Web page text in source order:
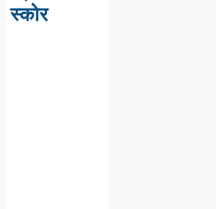
स्कोर